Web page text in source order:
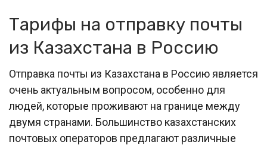
Тарифы на отправку почты
из Казахстана в Россию
Отправка почты из Казахстана в Россию является
очень актуальным вопросом, особенно для
людей, которые проживают на границе между
двумя странами. Большинство казахстанских
почтовых операторов предлагают различные